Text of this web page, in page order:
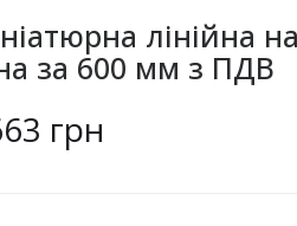
лінійна
за 600 мм з ПДВ
грн